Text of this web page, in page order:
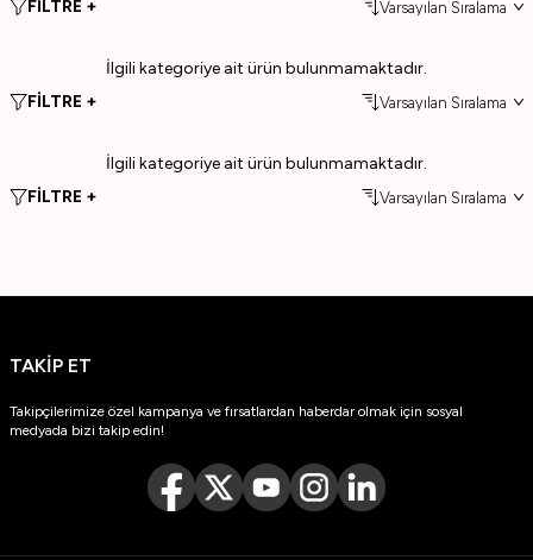
FİLTRE +
İlgili kategoriye ait ürün bulunmamaktadır.
FİLTRE +
İlgili kategoriye ait ürün bulunmamaktadır.
FİLTRE +
TAKİP ET
Takipçilerimize özel kampanya ve fırsatlardan haberdar olmak için sosyal
medyada bizi takip edin!